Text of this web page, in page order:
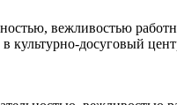
вежливостью
культурно-досуговый